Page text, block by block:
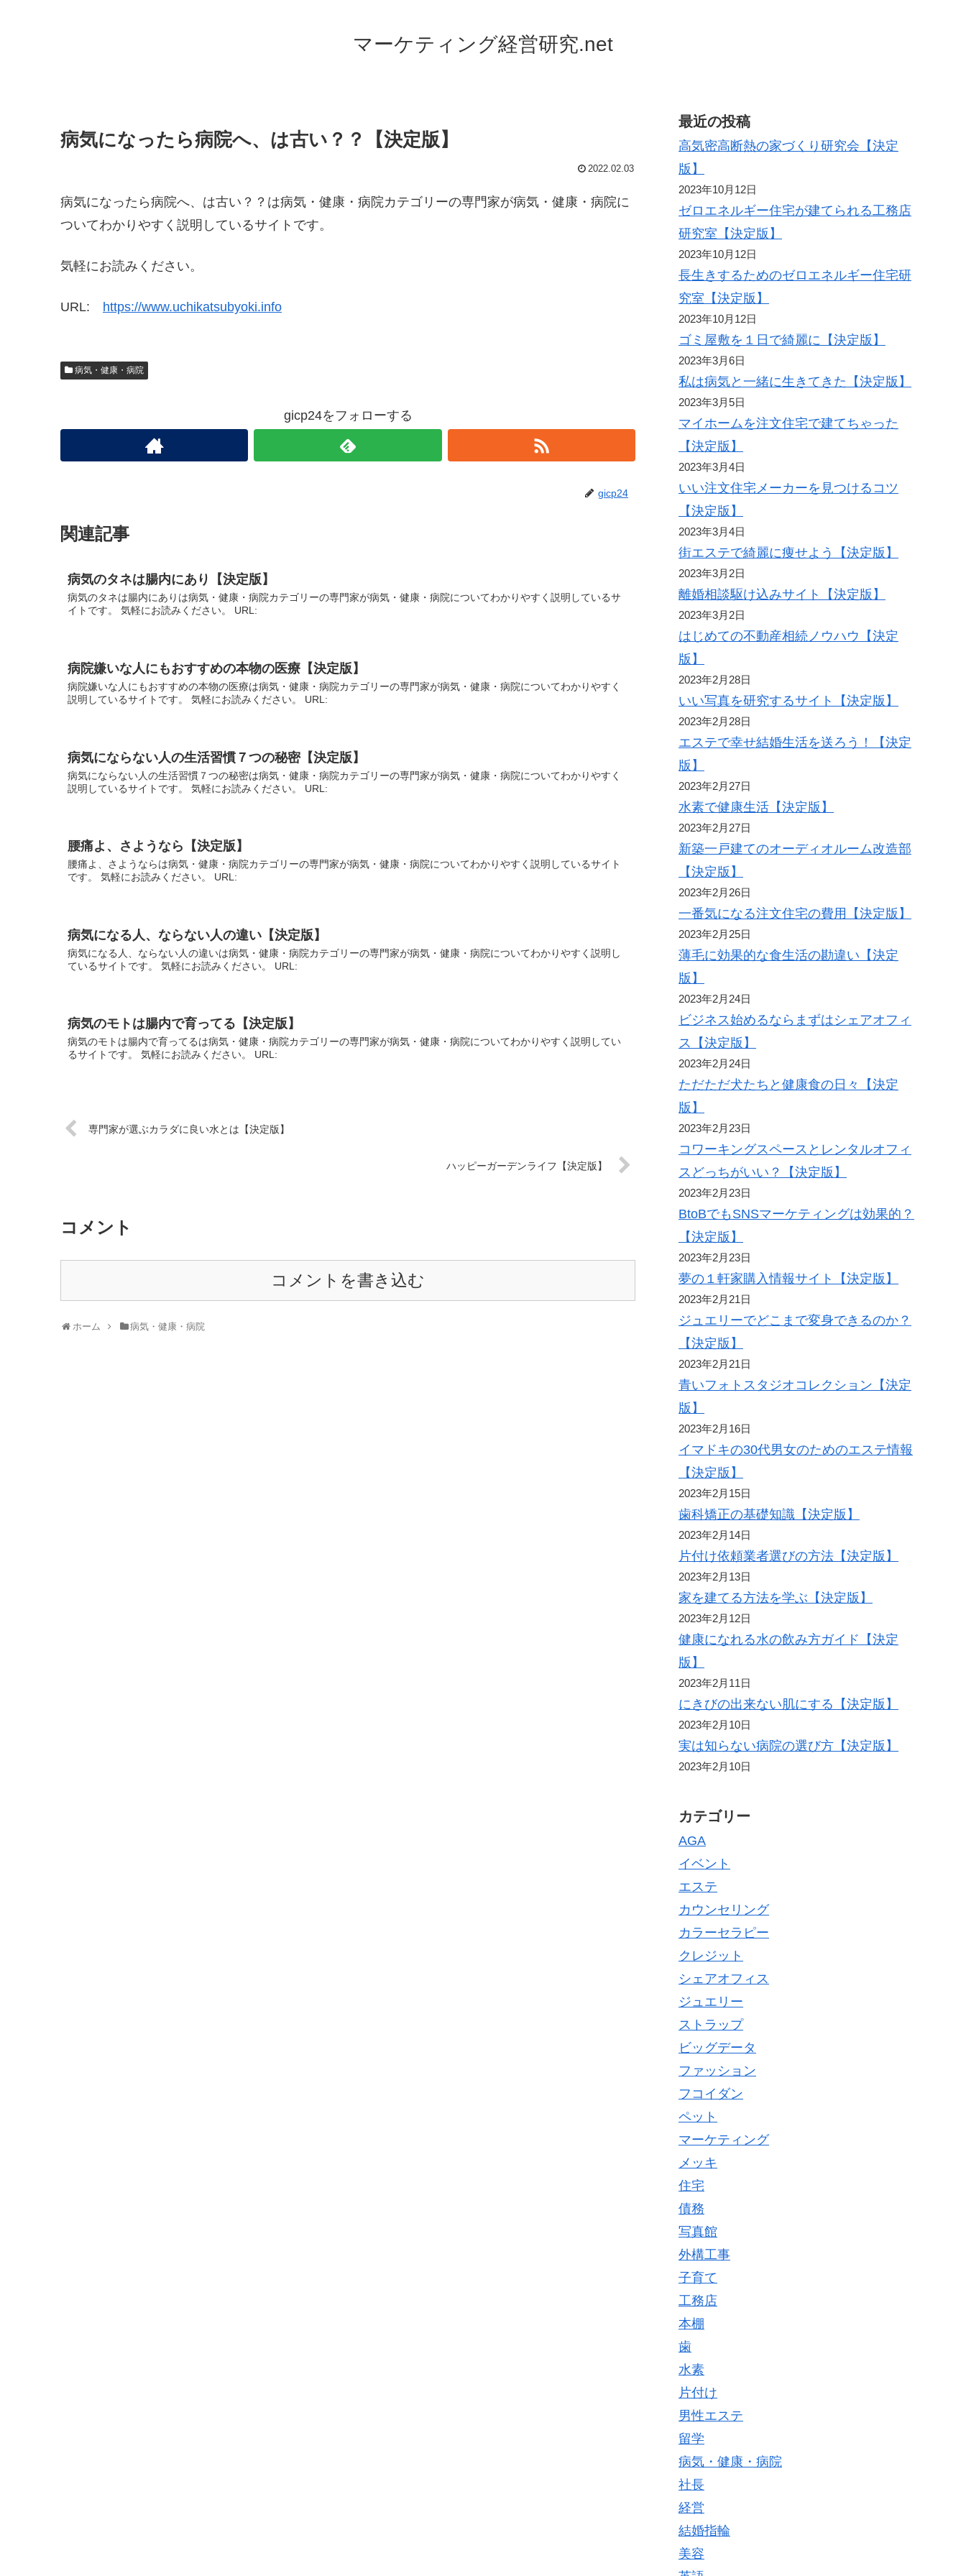
マーケティング経営研究.net
病気になったら病院へ、は古い？？【決定版】
2022.02.03
病気になったら病院へ、は古い？？は病気・健康・病院カテゴリーの専門家が病気・健康・病院に
ついてわかりやすく説明しているサイトです。
気軽にお読みください。
URL: https://www.uchikatsubyoki.info
病気・健康・病院
gicp24をフォローする
gicp24
関連記事
病気のタネは腸内にあり【決定版】
病気のタネは腸内にありは病気・健康・病院カテゴリーの専門家が病気・健康・病院についてわかりやすく説明しているサ
イトです。 気軽にお読みください。 URL:
病院嫌いな人にもおすすめの本物の医療【決定版】
病院嫌いな人にもおすすめの本物の医療は病気・健康・病院カテゴリーの専門家が病気・健康・病院についてわかりやすく
説明しているサイトです。 気軽にお読みください。 URL:
病気にならない人の生活習慣７つの秘密【決定版】
病気にならない人の生活習慣７つの秘密は病気・健康・病院カテゴリーの専門家が病気・健康・病院についてわかりやすく
説明しているサイトです。 気軽にお読みください。 URL:
腰痛よ、さようなら【決定版】
腰痛よ、さようならは病気・健康・病院カテゴリーの専門家が病気・健康・病院についてわかりやすく説明しているサイト
です。 気軽にお読みください。 URL:
病気になる人、ならない人の違い【決定版】
病気になる人、ならない人の違いは病気・健康・病院カテゴリーの専門家が病気・健康・病院についてわかりやすく説明し
ているサイトです。 気軽にお読みください。 URL:
病気のモトは腸内で育ってる【決定版】
病気のモトは腸内で育ってるは病気・健康・病院カテゴリーの専門家が病気・健康・病院についてわかりやすく説明してい
るサイトです。 気軽にお読みください。 URL:
専門家が選ぶカラダに良い水とは【決定版】
ハッピーガーデンライフ【決定版】
コメント
コメントを書き込む
ホーム 病気・健康・病院
最近の投稿
高気密高断熱の家づくり研究会【決定
版】
2023年10月12日
ゼロエネルギー住宅が建てられる工務店
研究室【決定版】
2023年10月12日
長生きするためのゼロエネルギー住宅研
究室【決定版】
2023年10月12日
ゴミ屋敷を１日で綺麗に【決定版】
2023年3月6日
私は病気と一緒に生きてきた【決定版】
2023年3月5日
マイホームを注文住宅で建てちゃった
【決定版】
2023年3月4日
いい注文住宅メーカーを見つけるコツ
【決定版】
2023年3月4日
街エステで綺麗に痩せよう【決定版】
2023年3月2日
離婚相談駆け込みサイト【決定版】
2023年3月2日
はじめての不動産相続ノウハウ【決定
版】
2023年2月28日
いい写真を研究するサイト【決定版】
2023年2月28日
エステで幸せ結婚生活を送ろう！【決定
版】
2023年2月27日
水素で健康生活【決定版】
2023年2月27日
新築一戸建てのオーディオルーム改造部
【決定版】
2023年2月26日
一番気になる注文住宅の費用【決定版】
2023年2月25日
薄毛に効果的な食生活の勘違い【決定
版】
2023年2月24日
ビジネス始めるならまずはシェアオフィ
ス【決定版】
2023年2月24日
ただただ犬たちと健康食の日々【決定
版】
2023年2月23日
コワーキングスペースとレンタルオフィ
スどっちがいい？【決定版】
2023年2月23日
BtoBでもSNSマーケティングは効果的？
【決定版】
2023年2月23日
夢の１軒家購入情報サイト【決定版】
2023年2月21日
ジュエリーでどこまで変身できるのか？
【決定版】
2023年2月21日
青いフォトスタジオコレクション【決定
版】
2023年2月16日
イマドキの30代男女のためのエステ情報
【決定版】
2023年2月15日
歯科矯正の基礎知識【決定版】
2023年2月14日
片付け依頼業者選びの方法【決定版】
2023年2月13日
家を建てる方法を学ぶ【決定版】
2023年2月12日
健康になれる水の飲み方ガイド【決定
版】
2023年2月11日
にきびの出来ない肌にする【決定版】
2023年2月10日
実は知らない病院の選び方【決定版】
2023年2月10日
カテゴリー
AGA
イベント
エステ
カウンセリング
カラーセラピー
クレジット
シェアオフィス
ジュエリー
ストラップ
ビッグデータ
ファッション
フコイダン
ペット
マーケティング
メッキ
住宅
債務
写真館
外構工事
子育て
工務店
本棚
歯
水素
片付け
男性エステ
留学
病気・健康・病院
社長
経営
結婚指輪
美容